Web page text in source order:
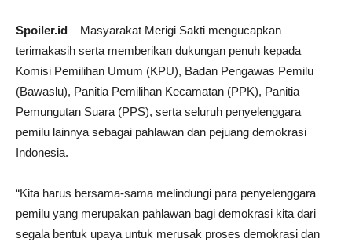
Spoiler.id – Masyarakat Merigi Sakti mengucapkan
terimakasih serta memberikan dukungan penuh kepada
Komisi Pemilihan Umum (KPU), Badan Pengawas Pemilu
(Bawaslu), Panitia Pemilihan Kecamatan (PPK), Panitia
Pemungutan Suara (PPS), serta seluruh penyelenggara
pemilu lainnya sebagai pahlawan dan pejuang demokrasi
Indonesia.
“Kita harus bersama-sama melindungi para penyelenggara
pemilu yang merupakan pahlawan bagi demokrasi kita dari
segala bentuk upaya untuk merusak proses demokrasi dan